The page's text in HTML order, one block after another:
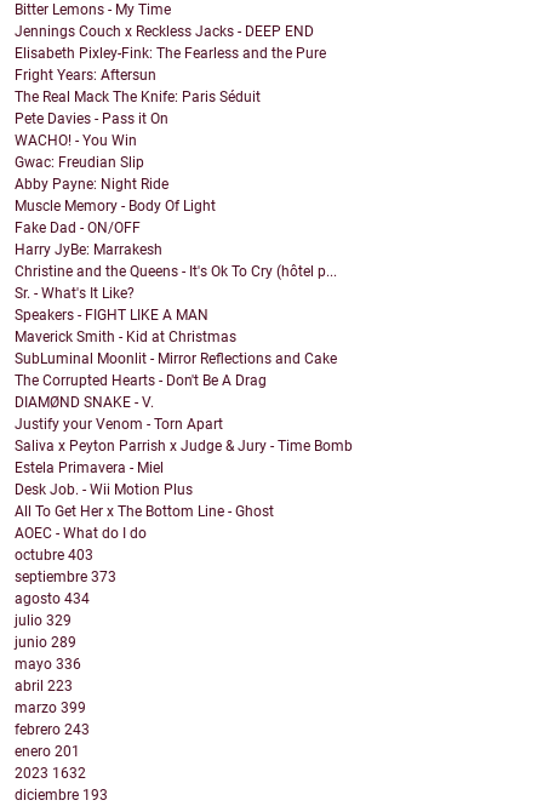
Bitter Lemons - My Time
Jennings Couch x Reckless Jacks - DEEP END
Elisabeth Pixley-Fink: The Fearless and the Pure
Fright Years: Aftersun
The Real Mack The Knife: Paris Séduit
Pete Davies - Pass it On
WACHO! - You Win
Gwac: Freudian Slip
Abby Payne: Night Ride
Muscle Memory - Body Of Light
Fake Dad - ON/OFF
Harry JyBe: Marrakesh
Christine and the Queens - It's Ok To Cry (hôtel p...
Sr. - What's It Like?
Speakers - FIGHT LIKE A MAN
Maverick Smith - Kid at Christmas
SubLuminal Moonlit - Mirror Reflections and Cake
The Corrupted Hearts - Don't Be A Drag
DIAMØND SNAKE - V.
Justify your Venom - Torn Apart
Saliva x Peyton Parrish x Judge & Jury - Time Bomb
Estela Primavera - Miel
Desk Job. - Wii Motion Plus
All To Get Her x The Bottom Line - Ghost
AOEC - What do I do
octubre 403
septiembre 373
agosto 434
julio 329
junio 289
mayo 336
abril 223
marzo 399
febrero 243
enero 201
2023 1632
diciembre 193